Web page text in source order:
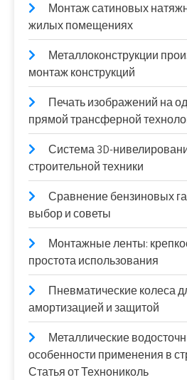
Монтаж сатиновых
жилых помещениях
Металлоконструкции
монтаж конструкций
Печать изображений на
прямой трансферной
Система 3D-
строительной техники
Сравнение бензиновых
выбор и советы
Монтажные ленты:
простота использования
Пневматические колеса
амортизацией и защитой
Металлические
особенности применения в
Статья от Технониколь